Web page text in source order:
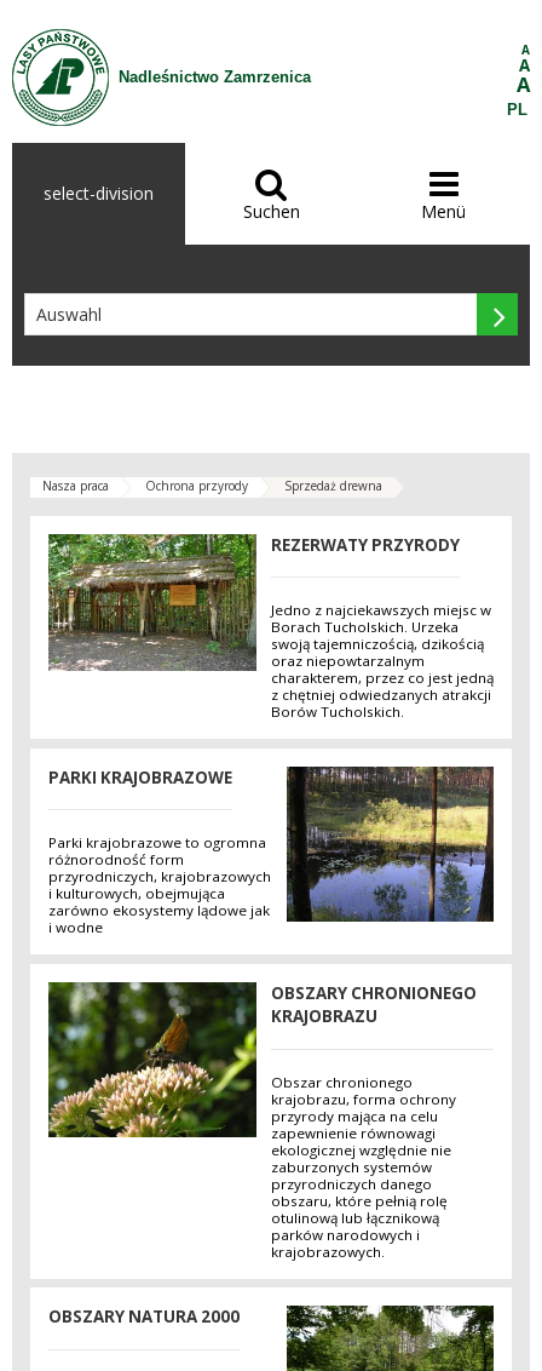
Zum Inhalt wechseln
Nadleśnictwo Zamrzenica
A
A
A
PL
select-division 
Suchen

Menü

Nasza praca Ochrona przyrody Sprzedaż drewna
REZERWATY PRZYRODY
Jedno z najciekawszych miejsc w
Borach Tucholskich. Urzeka
swoją tajemniczością, dzikością
oraz niepowtarzalnym
charakterem, przez co jest jedną
z chętniej odwiedzanych atrakcji
Borów Tucholskich.
PARKI KRAJOBRAZOWE
Parki krajobrazowe to ogromna
różnorodność form
przyrodniczych, krajobrazowych
i kulturowych, obejmująca
zarówno ekosystemy lądowe jak
i wodne
OBSZARY CHRONIONEGO
KRAJOBRAZU
Obszar chronionego
krajobrazu, forma ochrony
przyrody mająca na celu
zapewnienie równowagi
ekologicznej względnie nie
zaburzonych systemów
przyrodniczych danego
obszaru, które pełnią rolę
otulinową lub łącznikową
parków narodowych i
krajobrazowych.
OBSZARY NATURA 2000